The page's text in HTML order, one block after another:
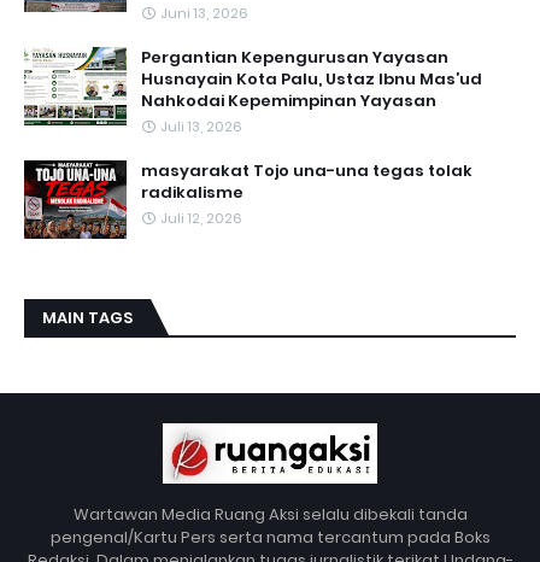
Juni 13, 2026
Pergantian Kepengurusan Yayasan
Husnayain Kota Palu, Ustaz Ibnu Mas’ud
Nahkodai Kepemimpinan Yayasan
Juli 13, 2026
masyarakat Tojo una-una tegas tolak
radikalisme
Juli 12, 2026
MAIN TAGS
Wartawan Media Ruang Aksi selalu dibekali tanda
pengenal/Kartu Pers serta nama tercantum pada Boks